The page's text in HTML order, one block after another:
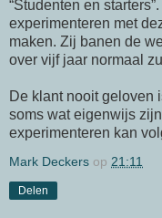
“Studenten en
experimenteren met
maken. Zij banen de
over vijf jaar normaal
De klant nooit geloven
soms wat eigenwijs
experimenteren kan
Mark Deckers op 21:11
Delen